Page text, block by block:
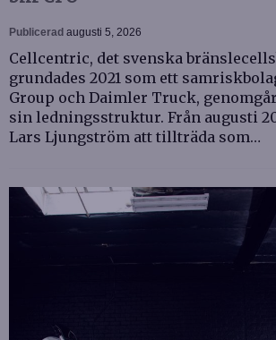
Publicerad augusti 5, 2026
Cellcentric, det svenska
grundades 2021 som ett
Group och Daimler Truck,
sin ledningsstruktur. Från augusti
Lars Ljungström att tillträda som…